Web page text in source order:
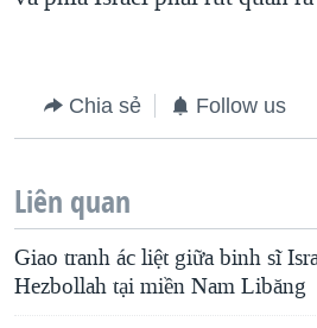
Chia sẻ Follow us
Liên quan
Giao tranh ác liệt giữa binh sĩ
Hezbollah tại miền Nam Libăng